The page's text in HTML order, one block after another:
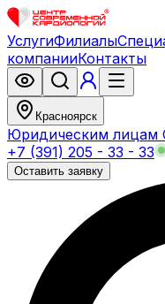
УслугиФилиалы
компанииКонтакты
Красноярск
Юридическим лицам
+7 (391) 205 - 33 - 33
Оставить заявку